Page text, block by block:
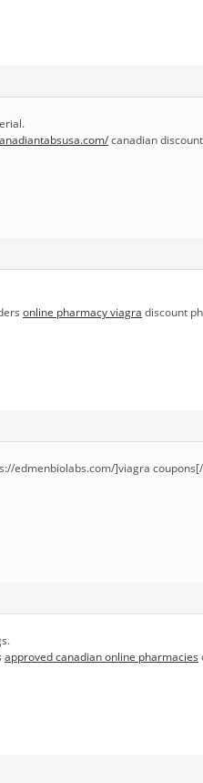
canadian
online pharmacy viagra discount
edmenbiolabs.com/]viagra
approved canadian online pharmacies